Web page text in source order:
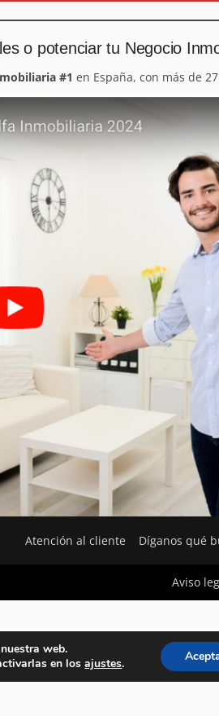
o potenciar tu Negocio
#1 en España, con más de
Atención al cliente Díganos qué
Aviso
web.
en losajustes.